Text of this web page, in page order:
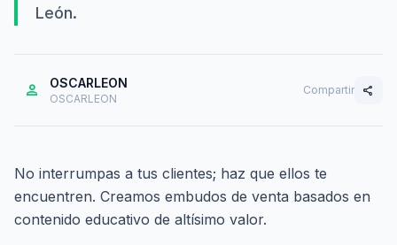
León.
person OSCARLEON
OSCARLEON
Compartir share
No interrumpas a tus clientes; haz que ellos te
encuentren. Creamos embudos de venta basados en
contenido educativo de altísimo valor.